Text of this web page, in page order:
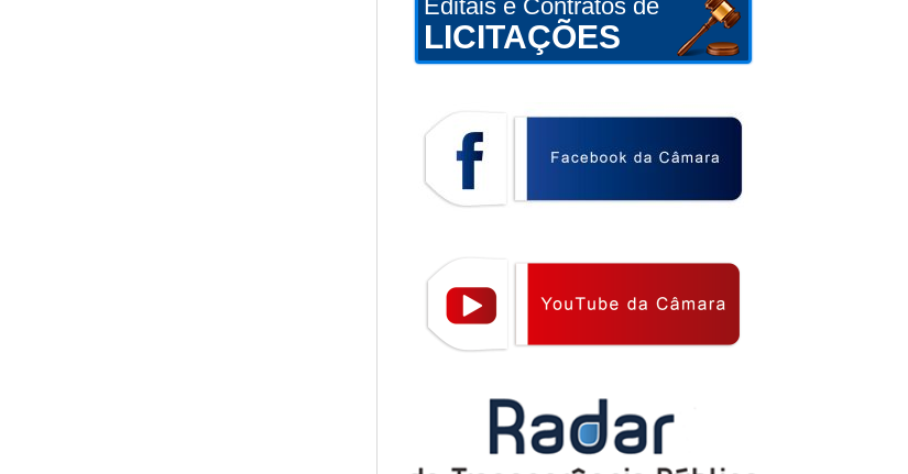
Editais e Contratos de
LICITAÇÕES